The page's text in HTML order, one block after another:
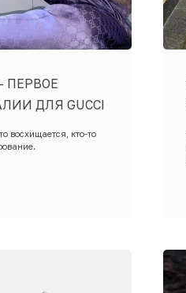
ПЕРВОЕ
ДЛЯ GUCCI
восхищается, кто-то